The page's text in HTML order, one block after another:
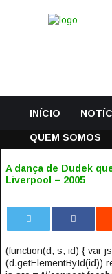
INÍCIO
QUEM SOMOS
A dança de Dudek
Liverpool – 2005
(function(d, s, id) { var
(d.getElementById(id))